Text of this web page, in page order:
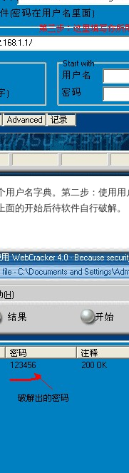
用户名字典。第二步：使用
的开始后待软件自行破解。